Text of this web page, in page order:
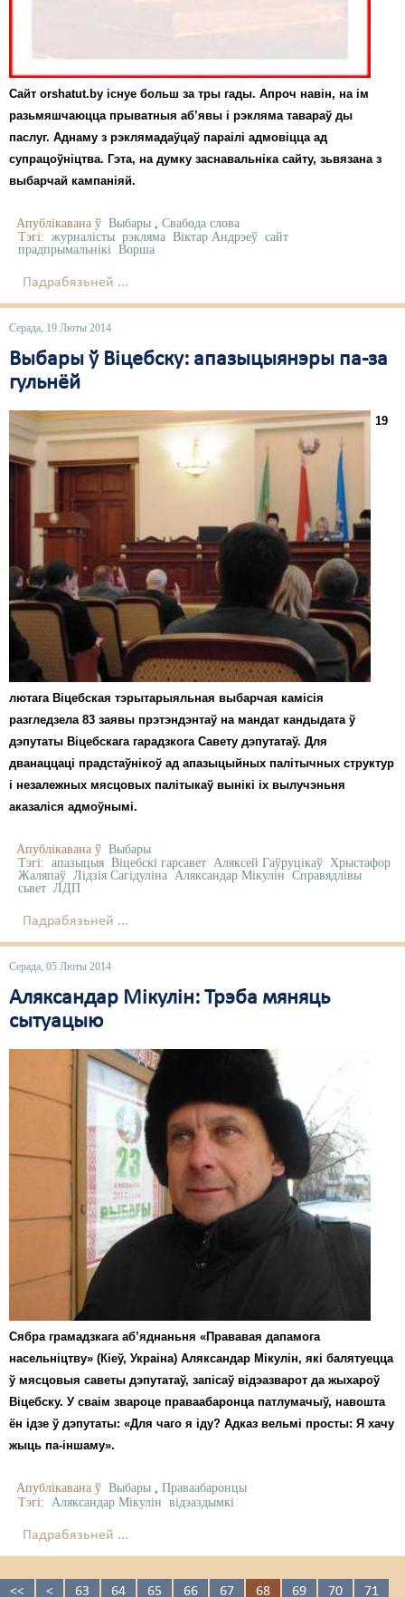
Сайт orshatut.by існуе больш за тры гады. Апроч навін, на ім
разьмяшчаюцца прыватныя аб’явы і рэкляма тавараў ды
паслуг. Аднаму з рэклямадаўцаў параілі адмовіцца ад
супрацоўніцтва. Гэта, на думку заснавальніка сайту, зьвязана з
выбарчай кампаніяй.
Апублікавана ў Выбары
Свабода слова
Тэгі: журналісты рэкляма Віктар Андрэеў сайт
прадпрымальнікі Ворша
Падрабязьней ...
Серада, 19 Люты 2014
Выбары ў Віцебску: апазыцыянэры па-за
гульнёй
19
лютага Віцебская тэрытарыяльная выбарчая камісія
разгледзела 83 заявы прэтэндэнтаў на мандат кандыдата ў
дэпутаты Віцебскага гарадзкога Савету дэпутатаў. Для
дванаццаці прадстаўнікоў ад апазыцыйных палітычных структур
і незалежных мясцовых палітыкаў вынікі іх вылучэньня
аказаліся адмоўнымі.
Апублікавана ў Выбары
Тэгі: апазыцыя Віцебскі гарсавет Аляксей Гаўруцікаў Хрыстафор
Жаляпаў Лідзія Сагідуліна Аляксандар Мікулін Справядлівы
сьвет ЛДП
Падрабязьней ...
Серада, 05 Люты 2014
Аляксандар Мікулін: Трэба мяняць
сытуацыю
Сябра грамадзкага аб’яднаньня «Прававая дапамога
насельніцтву» (Кіеў, Украіна) Аляксандар Мікулін, які балятуецца
ў мясцовыя саветы дэпутатаў, запісаў відэазварот да жыхароў
Віцебску. У сваім звароце праваабаронца патлумачыў, навошта
ён ідзе ў дэпутаты: «Для чаго я іду? Адказ вельмі просты: Я хачу
жыць па-іншаму».
Апублікавана ў Выбары , Праваабаронцы
Тэгі: Аляксандар Мікулін відэаздымкі
Падрабязьней ...
<< < 63 64 65 66 67 68 69 70 71